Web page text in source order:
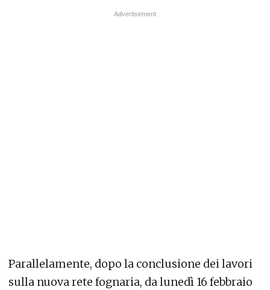
Parallelamente, dopo la conclusione dei lavori
sulla nuova rete fognaria, da lunedì 16 febbraio